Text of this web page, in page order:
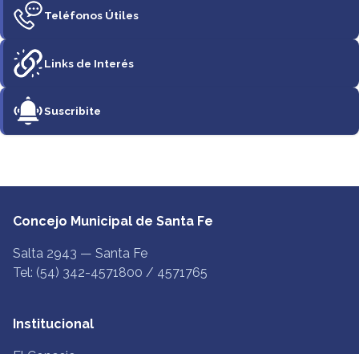
Teléfonos Útiles
Links de Interés
Suscribite
Concejo Municipal de Santa Fe
Salta 2943 — Santa Fe
Tel: (54) 342-4571800 / 4571765
Institucional